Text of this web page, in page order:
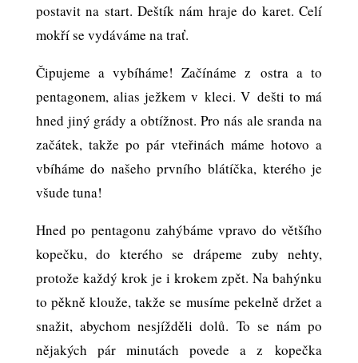
postavit na start. Deštík nám hraje do karet. Celí
mokří se vydáváme na trať.
Čipujeme a vybíháme! Začínáme z ostra a to
pentagonem, alias ježkem v kleci. V dešti to má
hned jiný grády a obtížnost. Pro nás ale sranda na
začátek, takže po pár vteřinách máme hotovo a
vbíháme do našeho prvního blátíčka, kterého je
všude tuna!
Hned po pentagonu zahýbáme vpravo do většího
kopečku, do kterého se drápeme zuby nehty,
protože každý krok je i krokem zpět. Na bahýnku
to pěkně klouže, takže se musíme pekelně držet a
snažit, abychom nesjížděli dolů. To se nám po
nějakých pár minutách povede a z kopečka